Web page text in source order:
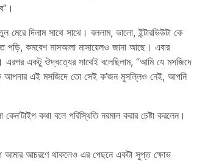
দিলাম সাথে সাথে। বললাম, ভালো, ইন্টারভিউটা কে
পড়ি, কমবেশ মাসআলা মাসায়েলও জানা আছে। এবার
একটু ঔদ্ধত্যের সাথেই বলেছিলাম, “আমি যে মসজিদে
আপনার এই মসজিদে তো সেই ক’জন মুসল্লিও নেই, আপনি
কথা বলে পরিস্থিতি নরমাল করার চেষ্টা করলেন।
আমার আচরণে থাকলেও এর পেছনে একটা সুপ্ত ক্ষোভ